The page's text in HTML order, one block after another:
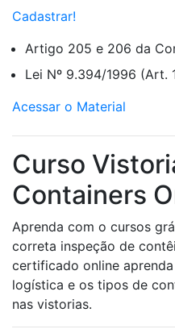
Cadastrar!
Artigo 205 e 206 da
Lei Nº 9.394/1996 (Art.
Acessar o Material
Curso
Containers
Aprenda com o cursos
correta inspeção de
certificado online
logística e os tipos de
nas vistorias.